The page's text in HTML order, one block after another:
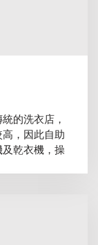
的洗衣店，
，因此自助
乾衣機，操